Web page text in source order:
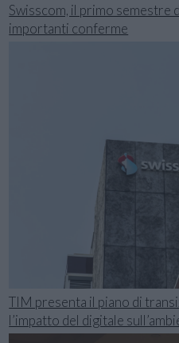
Swisscom, il primo semestre
importanti conferme
TIM presenta il piano di
l’impatto del digitale